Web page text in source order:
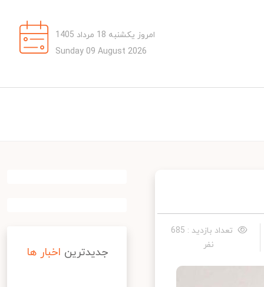
امروز یکشنبه 18 مرداد 1405
Sunday 09 August 2026
تعداد بازدید : 685
نفر
جدیدترین اخبار ها